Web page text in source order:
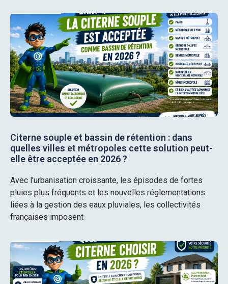
Citerne souple et bassin de rétention : dans
quelles villes et métropoles cette solution peut-
elle être acceptée en 2026 ?
Avec l’urbanisation croissante, les épisodes de fortes
pluies plus fréquents et les nouvelles réglementations
liées à la gestion des eaux pluviales, les collectivités
françaises imposent